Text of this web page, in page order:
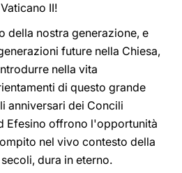
II!
della nostra generazione, e
future nella Chiesa,
nella vita
di questo grande
anniversari dei Concili
Efesino offrono l'opportunità
nel vivo contesto della
dura in eterno.